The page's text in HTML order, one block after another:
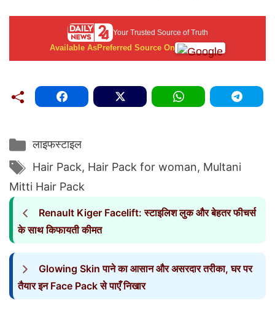
Your Trusted Source of Truth
Available AsPreferred Source On
Categories
लाइफस्टाइल
Tags
Hair Pack, Hair Pack for woman, Multani
Mitti Hair Pack
Renault Kiger Facelift: स्टाइलिश लुक और बेहतर फीचर्स
के साथ किफायती कीमत
Glowing Skin पाने का आसान और असरदार तरीका, घर पर
तैयार इन Face Pack से पाएँ निखार